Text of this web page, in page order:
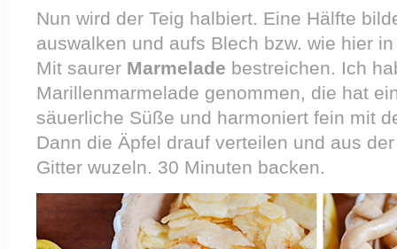
Nun wird der Teig halbiert. Eine Hälfte
auswalken und aufs Blech bzw. wie hier
Mit saurer Marmelade bestreichen. Ich
Marillenmarmelade genommen, die hat
säuerliche Süße und harmoniert fein mit
Dann die Äpfel drauf verteilen und aus
Gitter wuzeln. 30 Minuten backen.